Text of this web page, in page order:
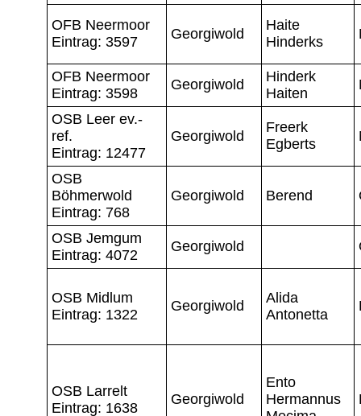
OFB Neermoor
Eintrag: 3597
Georgiwold
Haite
Hinderks
OFB Neermoor
Eintrag: 3598
Georgiwold
Hinderk
Haiten
OSB Leer ev.-
ref.
Eintrag: 12477
Georgiwold
Freerk
Egberts
OSB
Böhmerwold
Eintrag: 768
Georgiwold Berend
OSB Jemgum
Eintrag: 4072
Georgiwold
OSB Midlum
Eintrag: 1322
Georgiwold
Alida
Antonetta
OSB Larrelt
Eintrag: 1638
Georgiwold
Ento
Hermannus